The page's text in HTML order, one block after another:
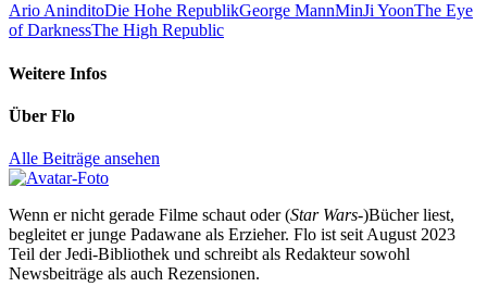
Ario AninditoDie Hohe RepublikGeorge MannMinJi YoonThe Eye
of DarknessThe High Republic
Weitere Infos
Über Flo
Alle Beiträge ansehen
Wenn er nicht gerade Filme schaut oder (Star Wars-)Bücher liest,
begleitet er junge Padawane als Erzieher. Flo ist seit August 2023
Teil der Jedi-Bibliothek und schreibt als Redakteur sowohl
Newsbeiträge als auch Rezensionen.